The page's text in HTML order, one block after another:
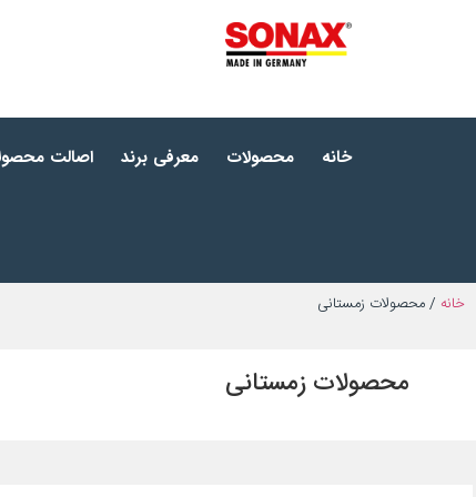
خانه محصولات معرفی برند اصالت
خانه / محصولات زمستانی
محصولات زمستانی